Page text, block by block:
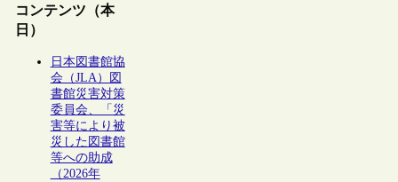
コンテンツ（本
日）
日本図書館協
会（JLA）図
書館災害対策
委員会、「災
害等により被
災した図書館
等への助成
（2026年